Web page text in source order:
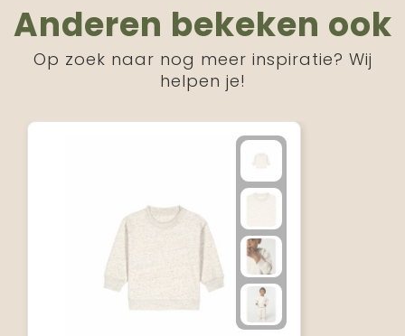
Anderen bekeken ook
Op zoek naar nog meer inspiratie? Wij
helpen je!